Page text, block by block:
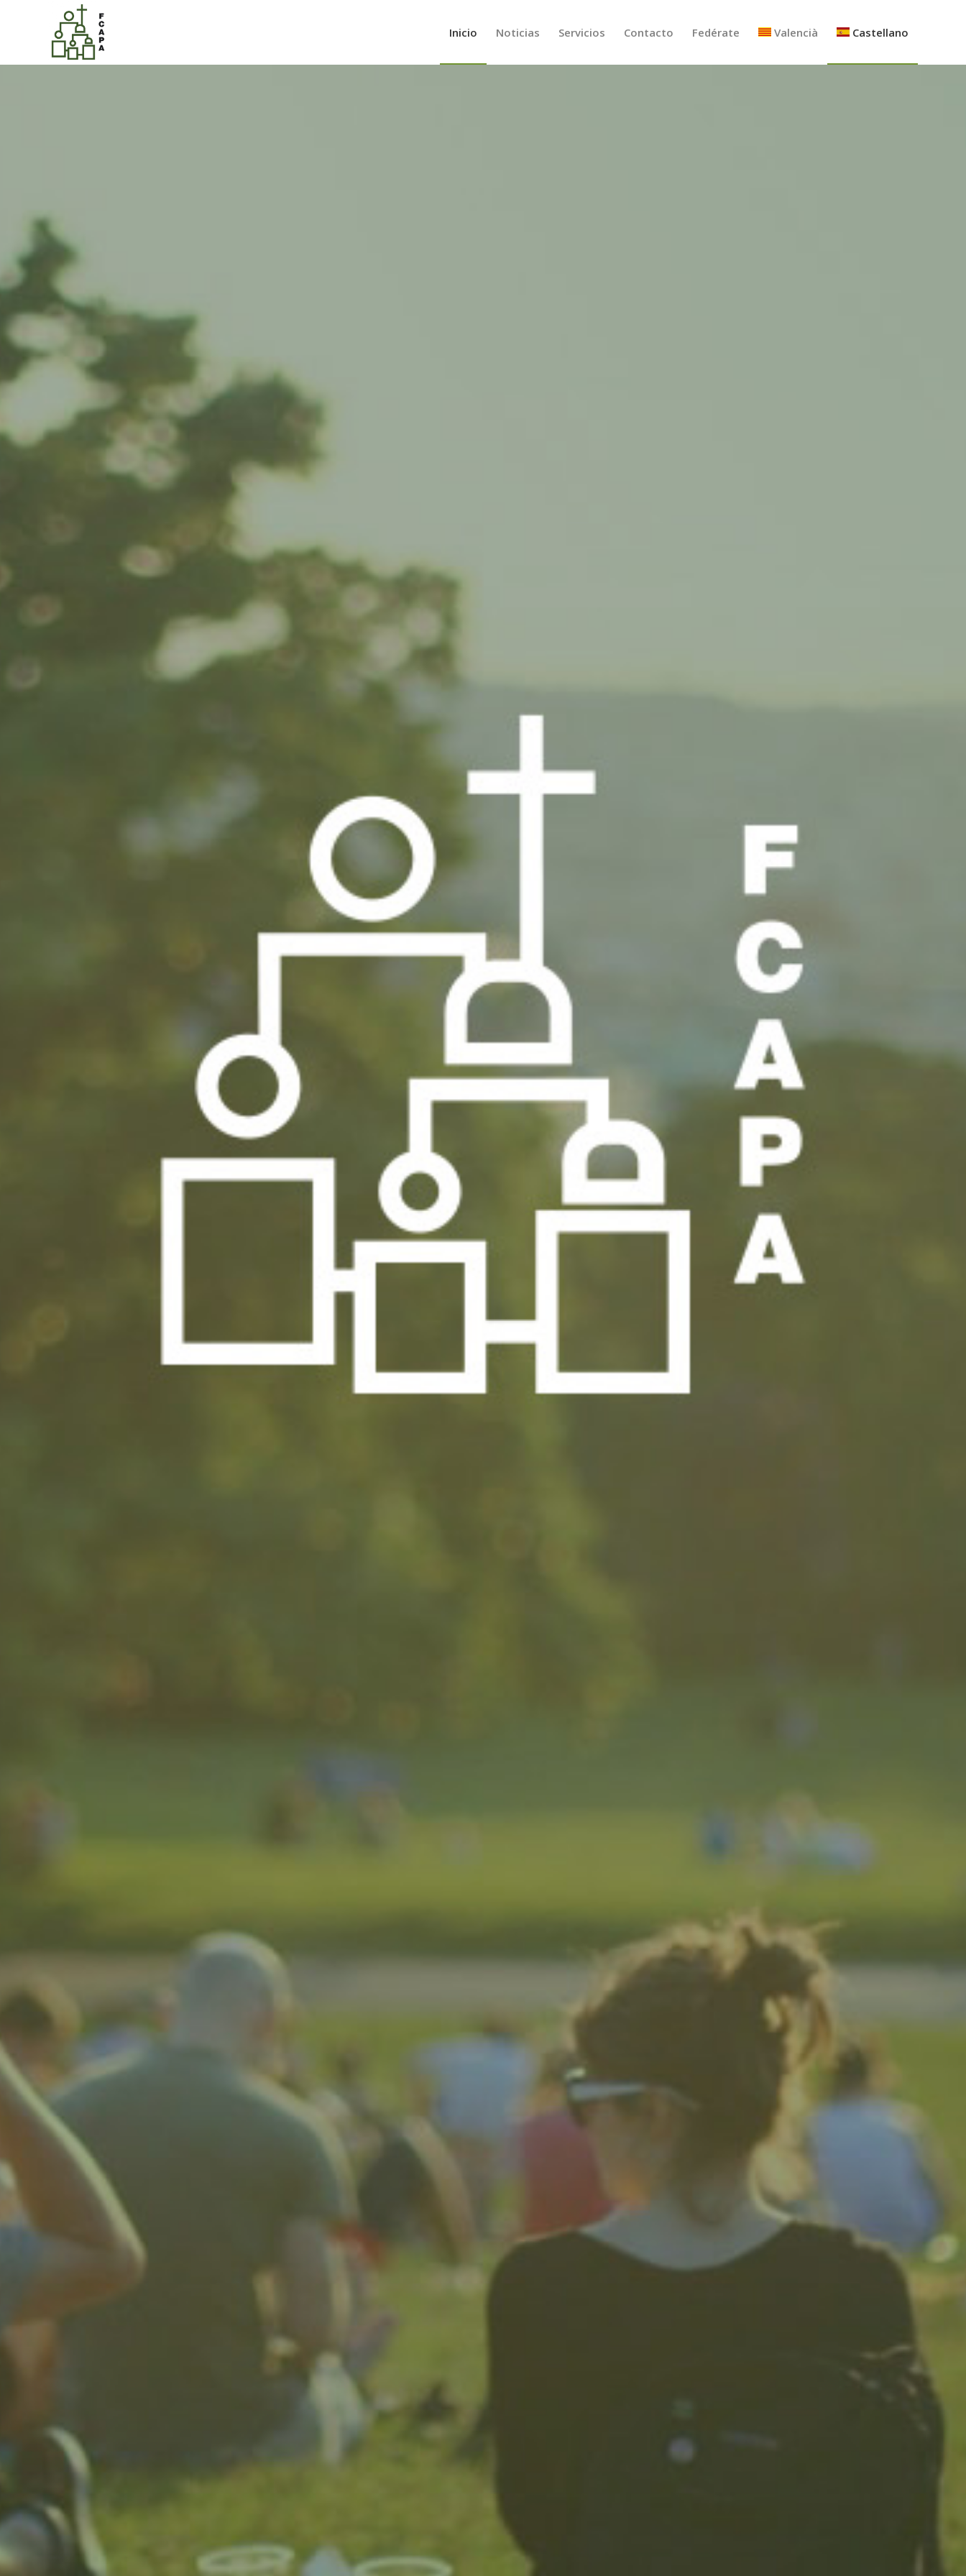
Inicio Noticias Servicios Contacto Fedérate Valencià Castellano